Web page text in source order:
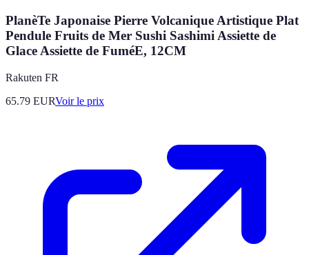
PlanèTe Japonaise Pierre Volcanique Artistique Plat
Pendule Fruits de Mer Sushi Sashimi Assiette de
Glace Assiette de FuméE, 12CM
Rakuten FR
65.79 EURVoir le prix